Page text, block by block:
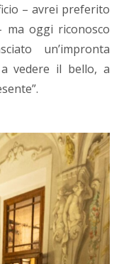
– avrei preferito
ma oggi riconosco
un’impronta
vedere il bello, a